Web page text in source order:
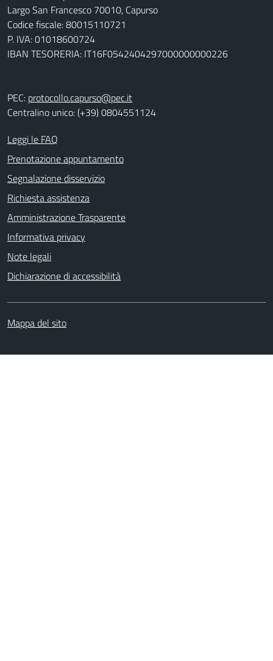
Largo San Francesco 70010, Capurso
Codice fiscale: 80015110721
P. IVA: 01018600724
IBAN TESORERIA: IT16F0542404297000000000226
PEC: protocollo.capurso@pec.it
Centralino unico: (+39) 0804551124
Leggi le FAQ
Prenotazione appuntamento
Segnalazione disservizio
Richiesta assistenza
Amministrazione Trasparente
Informativa privacy
Note legali
Dichiarazione di accessibilità
Mappa del sito